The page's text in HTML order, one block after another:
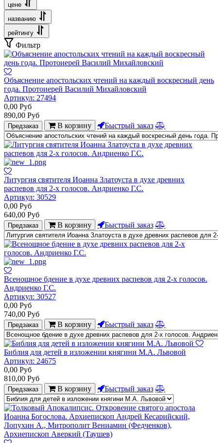
цене
названию
рейтингу
Фильтр
Объяснение апостольских чтений на каждый воскресный день
года. Протоиерей Василий Михайловский
Артикул: 27494
0,00 Руб
890,00 Руб
Предзаказ В корзину Быстрый заказ
Литургия святителя Иоанна Златоуста в духе древних
распевов для 2-х голосов. Андриенко Г.С.
Артикул: 30529
0,00 Руб
640,00 Руб
Предзаказ В корзину Быстрый заказ
Всенощное бдение в духе древних распевов для 2-х голосов.
Андриенко Г.С.
Артикул: 30527
0,00 Руб
740,00 Руб
Предзаказ В корзину Быстрый заказ
Библия для детей в изложении княгини М.А. Львовой
Артикул: 24675
0,00 Руб
810,00 Руб
Предзаказ В корзину Быстрый заказ